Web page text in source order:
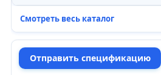
Смотреть весь каталог
Отправить спецификацию